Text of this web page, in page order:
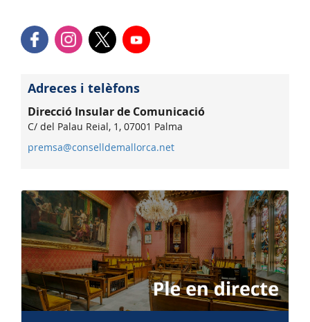
Adreces i telèfons
Direcció Insular de Comunicació
C/ del Palau Reial, 1, 07001 Palma
premsa@conselldemallorca.net